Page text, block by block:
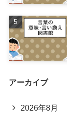
アーカイブ
2026年8月